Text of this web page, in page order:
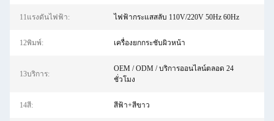
11แรงดันไฟฟ้า: ไฟฟ้ากระแสสลับ 110V/220V 50Hz 60Hz
12พิมพ์: เครื่องยกกระชับผิวหน้า
13บริการ:
OEM / ODM / บริการออนไลน์ตลอด 24
ชั่วโมง
14สี: สีฟ้า+สีขาว